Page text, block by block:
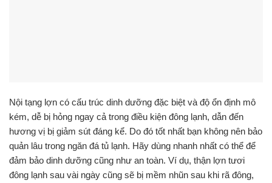
Nội tạng lợn có cấu trúc dinh dưỡng đặc biệt và độ ổn định mô
kém, dễ bị hỏng ngay cả trong điều kiện đông lạnh, dẫn đến
hương vị bị giảm sút đáng kể. Do đó tốt nhất bạn không nên bảo
quản lâu trong ngăn đá tủ lạnh. Hãy dùng nhanh nhất có thể để
đảm bảo dinh dưỡng cũng như an toàn. Ví dụ, thận lợn tươi
đông lạnh sau vài ngày cũng sẽ bị mềm nhũn sau khi rã đông,